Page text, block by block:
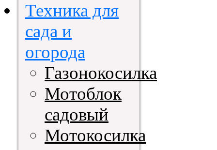
Техника для
сада и
огорода
Газонокосилка
Мотоблок
садовый
Мотокосилка